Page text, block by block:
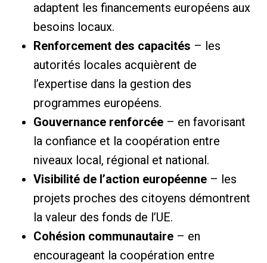
adaptent les financements européens aux
besoins locaux.
Renforcement des capacités – les
autorités locales acquièrent de
l’expertise dans la gestion des
programmes européens.
Gouvernance renforcée– en favorisant
la confiance et la coopération entre
niveaux local, régional et national.
Visibilité de l’action européenne– les
projets proches des citoyens démontrent
la valeur des fonds de l’UE.
Cohésion communautaire– en
encourageant la coopération entre